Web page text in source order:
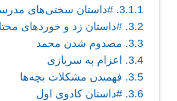
3.1.1. #داستان سختی‌های
3.2. #داستان زد و خوردهای
3.3. مصدوم شدن محمد
3.4.
اعزام به سربازی
3.5. فهمیدن مشکلات بچه‌ها
3.6. #داستان کادوی اول